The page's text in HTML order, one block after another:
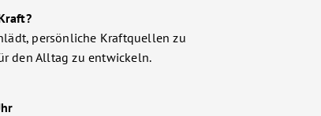
persönliche Kraftquellen zu
den Alltag zu entwickeln.